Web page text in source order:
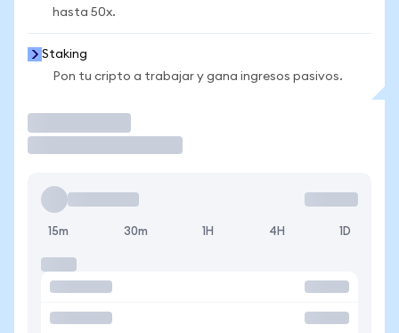
hasta 50x.
Staking
Pon tu cripto a trabajar y gana ingresos pasivos.
15m 30m 1H 4H 1D